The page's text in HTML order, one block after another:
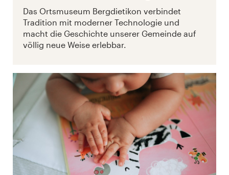
Das Ortsmuseum Bergdietikon verbindet
Tradition mit moderner Technologie und
macht die Geschichte unserer Gemeinde auf
völlig neue Weise erlebbar.